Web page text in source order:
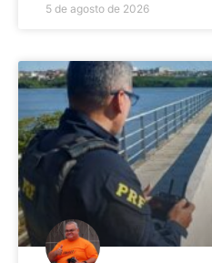
5 de agosto de 2026